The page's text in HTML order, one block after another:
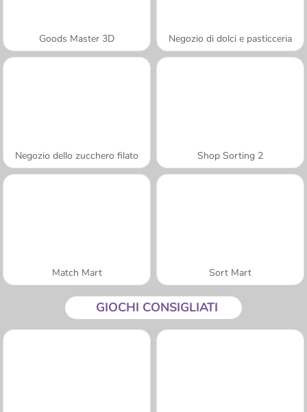
Goods Master 3D Negozio di dolci e pasticceria
Negozio dello zucchero filato Shop Sorting 2
Match Mart Sort Mart
GIOCHI CONSIGLIATI